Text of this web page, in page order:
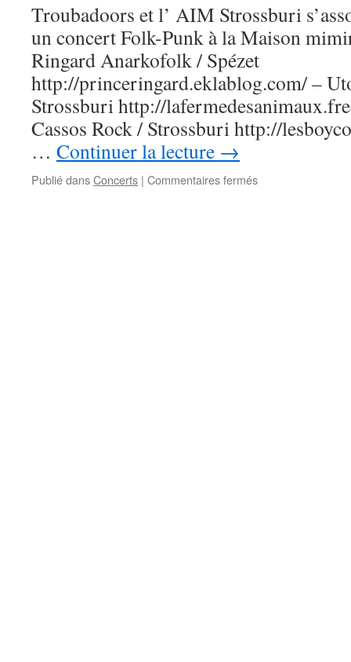
Troubadoors et l’ AIM Strossburi
un concert Folk-Punk à la Maison
Ringard Anarkofolk / Spézet
http://princeringard.eklablog.com/ –
Strossburi http://
Cassos Rock / Strossburi http://
… Continuer la lecture →
Publié dansConcerts | Commentaires ferméssur